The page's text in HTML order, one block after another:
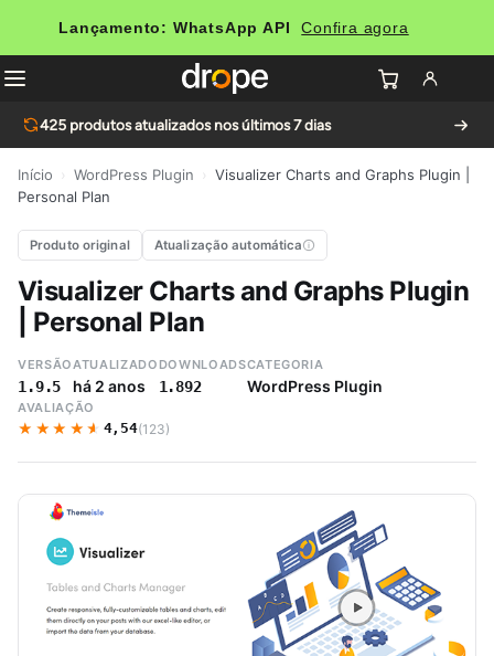
Lançamento: WhatsApp API Confira agora
425 produtos atualizados nos últimos 7 dias
Início WordPress Plugin
Visualizer Charts and Graphs Plugin |
Personal Plan
Produto original Atualização automática
Visualizer Charts and Graphs Plugin
| Personal Plan
VERSÃO
1.9.5
ATUALIZADO
há 2 anos
DOWNLOADS
1.892
CATEGORIA
WordPress Plugin
AVALIAÇÃO
★★★★★
★★★★★ 4,54(123)